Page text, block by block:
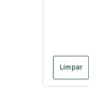
Limpar